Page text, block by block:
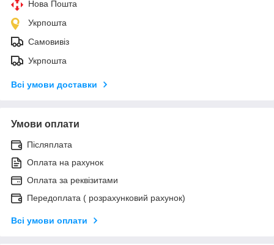
Нова Пошта
Укрпошта
Самовивіз
Укрпошта
Всі умови доставки
Умови оплати
Післяплата
Оплата на рахунок
Оплата за реквізитами
Передоплата ( розрахунковий рахунок)
Всі умови оплати